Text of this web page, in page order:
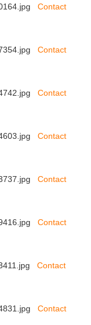
Contact
Contact
Contact
Contact
Contact
Contact
Contact
Contact